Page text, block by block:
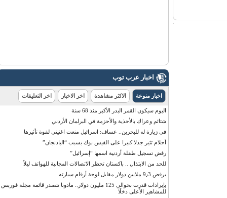
اخبار عرب توب
اخبار منوعة الاكثر مشاهدة اخر الاخبار اخر التعليقات
اليوم سيكون القمر البدر الأكبر منذ 68 سنة
شتائم وعراك بالأحذية والأحزمة في البرلمان الأردني
في زيارة له للبحرين.. عساف: اسرائيل منعت اغنيتي لقوة تأثيرها
أحلام تثير جدلا كبيرا على الفيس بوك بسبب “الباذنجان”
رفض تسجيل طفلة أردنية اسمها “إسرائيل”
للحد من الابتذال .. باكستان تحظر الاتصالات المجانية للهواتف ليلاً
يرفض 9٫3 ملايين دولار مقابل لوحة أرقام سيارته
بإيرادات قدرت بحوالي 125 مليون دولار.. مادونا تتصدر قائمة مجلة فوربس
للمشاهير الأعلى دخلًا